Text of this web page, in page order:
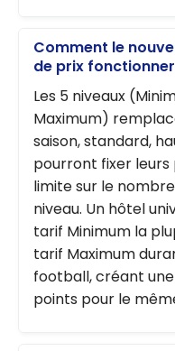
Comment le
de prix
Les 5 niveaux
Maximum)
saison, standard,
pourront fixer leurs
limite sur le
niveau. Un hôtel
tarif Minimum la
tarif Maximum
football, créant une
points pour le